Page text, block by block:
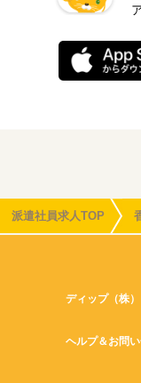
派遣社員求人TOP
ディップ（株）
ヘルプ＆お問